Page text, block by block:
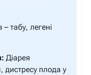
табу, легені
Діарея
дистресу плода у